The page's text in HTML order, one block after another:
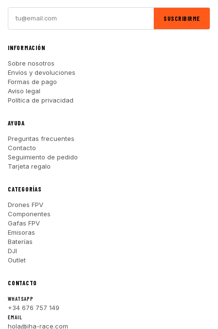
SUSCRIBIRME
INFORMACIÓN
Sobre nosotros
Envíos y devoluciones
Formas de pago
Aviso legal
Política de privacidad
AYUDA
Preguntas frecuentes
Contacto
Seguimiento de pedido
Tarjeta regalo
CATEGORÍAS
Drones FPV
Componentes
Gafas FPV
Emisoras
Baterías
DJI
Outlet
CONTACTO
WHATSAPP
+34 676 757 149
EMAIL
hola@iha-race.com